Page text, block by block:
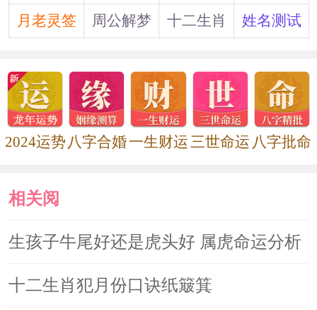
2022年属虎犯太岁的生肖 属蛇人犯
2022年五大生肖犯太岁
2021年太岁姓什么，太岁星君详解
月老灵签
周公解梦 十二生肖 姓名测试
2024运势 八字合婚一生财运三世命运 八字批命
相关阅
读
生孩子牛尾好还是虎头好 属虎命运分析
十二生肖犯月份口诀纸簸箕